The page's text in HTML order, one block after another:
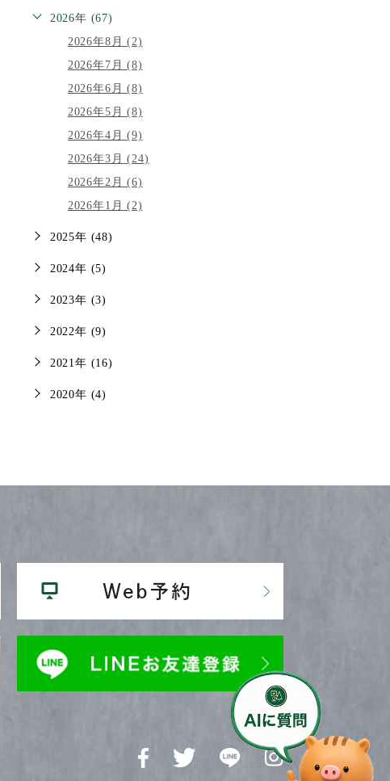
2026年 (67)
2026年8月 (2)
2026年7月 (8)
2026年6月 (8)
2026年5月 (8)
2026年4月 (9)
2026年3月 (24)
2026年2月 (6)
2026年1月 (2)
2025年 (48)
2024年 (5)
2023年 (3)
2022年 (9)
2021年 (16)
2020年 (4)